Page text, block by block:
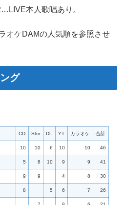
本人歌唱あり。
ケDAMの人気順を参照させ
グ
CD Stm DL YT カラオケ 合計
10 10 6 10 10 46
5 8 10 9 9 41
9 9 4 8 30
8 5 6 7 26